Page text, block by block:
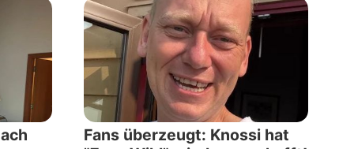
Fans überzeugt: Knossi hat